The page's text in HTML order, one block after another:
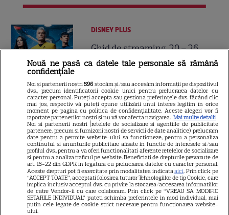
15
DISNEY PLUS
Ghid de streaming, 20 – 26
iulie: „Star Trek: Noi lumi
stranii” revine cu sezonul 4. Ce
filme noi intră pe Netflix și
Max
DISNEY PLUS
În luptă cu vârsta de mijloc:
Bradley Cooper regizează
„Cum e, merge?”, o dramedie
sinceră despre divorț și
regăsire pe Disney+
Nouă ne pasă ca datele tale personale să rămână
confidențiale
Noi și partenerii noștri596 stocăm și/sau accesăm informații pe dispozitivul
dvs., precum identificatorii cookie unici pentru prelucrarea datelor cu
caracter personal. Puteți accepta sau gestiona preferințele dvs. făcând clic
mai jos, respectiv vă puteți opune utilizării unui interes legitim în orice
moment pe pagina cu politica de confidențialitate. Aceste alegeri vor fi
raportate partenerilor noștri și nu vă vor afecta navigarea. Mai multe detalii
Noi si partenerii nostri (retelele de socializare si agentiile de publicitate
partenere, precum si furnizorii nostri de servicii de date analitice) prelucram
date pentru a permite website-ului sa functioneze, pentru a personaliza
continutul si anunturile publicitare afisate in functie de interesele si/sau
profilul dvs., pentru a va oferi functionalitati aferente retelelor de socializare
si pentru a analiza traficul pe website. Beneficiati de drepturile prevazute de
art. 15-22 din GDPR in legatura cu prelucrarea datelor cu caracter personal.
Aceste drepturi pot fi exercitate prin modalitatea indicataaici. Prin click pe
“ACCEPT TOATE”, acceptati folosirea tuturor Tehnologiilor de tip Cookie, care
implica inclusiv acceptul dvs. cu privire la stocarea/accesarea informatiilor
de catre Vendor-ii cu care colaboram. Prin click pe “VREAU SA MODIFIC
SETARILE INDIVIDUAL” puteti schimba preferintele in mod individual, mai
putin cele legate de cookie strict necesare pentru functionarea website-
ului.